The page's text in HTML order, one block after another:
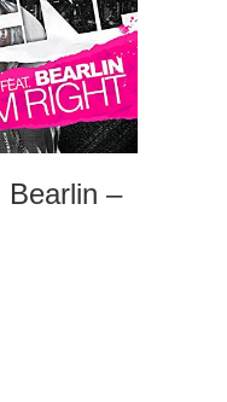
Bearlin –